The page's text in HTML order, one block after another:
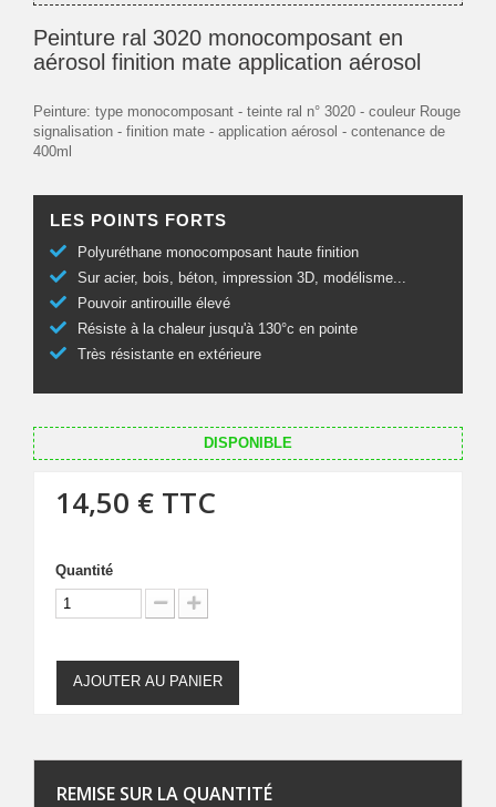
Peinture ral 3020 monocomposant en
aérosol finition mate application aérosol
Peinture: type monocomposant - teinte ral n° 3020 - couleur Rouge
signalisation - finition mate - application aérosol - contenance de
400ml
LES POINTS FORTS
Polyuréthane monocomposant haute finition
Sur acier, bois, béton, impression 3D, modélisme...
Pouvoir antirouille élevé
Résiste à la chaleur jusqu'à 130°c en pointe
Très résistante en extérieure
DISPONIBLE
14,50 € TTC
Quantité
AJOUTER AU PANIER
REMISE SUR LA QUANTITÉ